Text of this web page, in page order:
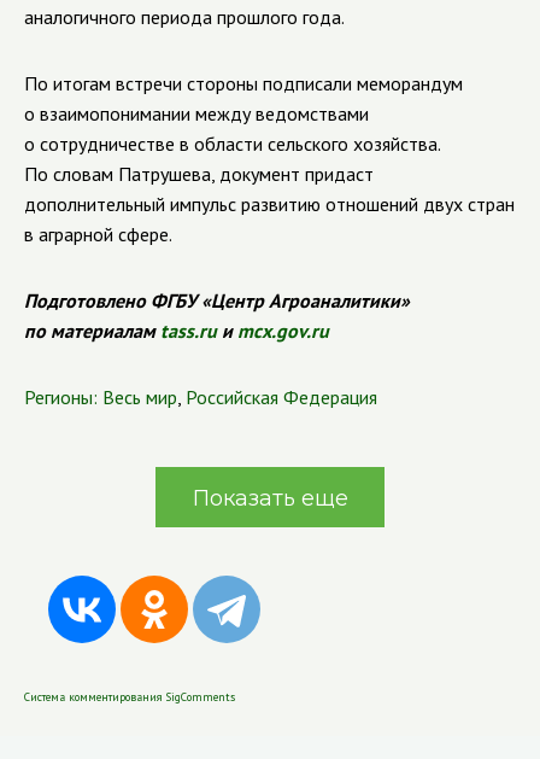
аналогичного периода прошлого года.
По итогам встречи стороны подписали меморандум
о взаимопонимании между ведомствами
о сотрудничестве в области сельского хозяйства.
По словам Патрушева, документ придаст
дополнительный импульс развитию отношений двух стран
в аграрной сфере.
Подготовлено ФГБУ «Центр Агроаналитики»
по материалам tass.ruи mcx.gov.ru
Регионы: Весь мир, Российская Федерация
Показать еще
Система комментирования SigComments